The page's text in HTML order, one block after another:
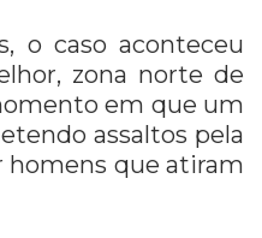
o caso aconteceu
zona norte de
em que um
assaltos pela
homens que atiram